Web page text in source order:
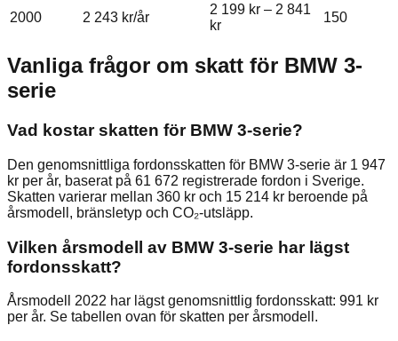
2000 2 243 kr/år
2 199 kr – 2 841
kr
150
Vanliga frågor om skatt för BMW 3-
serie
Vad kostar skatten för BMW 3-serie?
Den genomsnittliga fordonsskatten för BMW 3-serie är 1 947
kr per år, baserat på 61 672 registrerade fordon i Sverige.
Skatten varierar mellan 360 kr och 15 214 kr beroende på
årsmodell, bränsletyp och CO₂-utsläpp.
Vilken årsmodell av BMW 3-serie har lägst
fordonsskatt?
Årsmodell 2022 har lägst genomsnittlig fordonsskatt: 991 kr
per år. Se tabellen ovan för skatten per årsmodell.